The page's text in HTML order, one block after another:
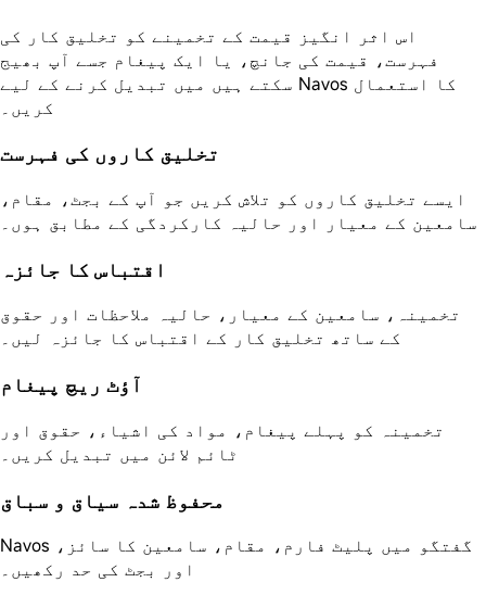
اس اثر انگیز قیمت کے تخمینے کو تخلیق کار کی
فہرست، قیمت کی جانچ، یا ایک پیغام جسے آپ بھیج
سکتے ہیں میں تبدیل کرنے کے لیے Navos کا استعمال
کریں۔
تخلیق کاروں کی فہرست
ایسے تخلیق کاروں کو تلاش کریں جو آپ کے بجٹ، مقام،
سامعین کے معیار اور حالیہ کارکردگی کے مطابق ہوں۔
اقتباس کا جائزہ
تخمینہ، سامعین کے معیار، حالیہ ملاحظات اور حقوق
کے ساتھ تخلیق کار کے اقتباس کا جائزہ لیں۔
آؤٹ ریچ پیغام
تخمینہ کو پہلے پیغام، مواد کی اشیاء، حقوق اور
ٹائم لائن میں تبدیل کریں۔
محفوظ شدہ سیاق و سباق
Navos گفتگو میں پلیٹ فارم، مقام، سامعین کا سائز،
اور بجٹ کی حد رکھیں۔